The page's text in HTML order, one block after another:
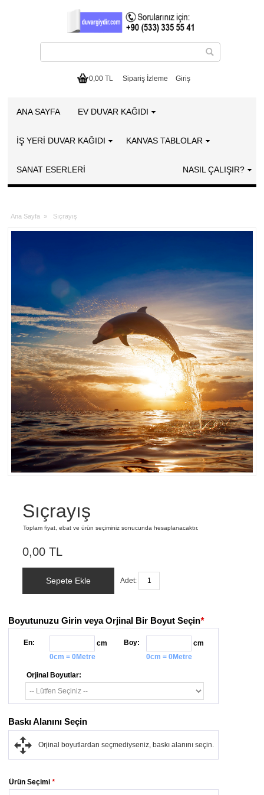
0,00 TL Sipariş İzleme Giriş
ANA SAYFA EV DUVAR KAĞIDI
İŞ YERİ DUVAR KAĞIDI KANVAS TABLOLAR
SANAT ESERLERI NASIL ÇALIŞIR?
Ana Sayfa » Sıçrayış
Sıçrayış
Toplam fiyat, ebat ve ürün seçiminiz sonucunda hesaplanacaktır.
0,00 TL
Sepete Ekle Adet:
Boyutunuzu Girin veya Orjinal Bir Boyut Seçin*
En:
cm
0cm = 0Metre
Boy:
cm
0cm = 0Metre
Orjinal Boyutlar:
*
Ürün Seçimi
Baskı Alanını Seçin
Orjinal boyutlardan seçmediyseniz, baskı alanını seçin.